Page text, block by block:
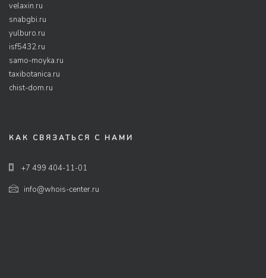
velaxin.ru
snabgbi.ru
yulburo.ru
isf5432.ru
samo-moyka.ru
taxibotanica.ru
chist-dom.ru
КАК СВЯЗАТЬСЯ С НАМИ
+7 499 404-11-01
info@whois-center.ru